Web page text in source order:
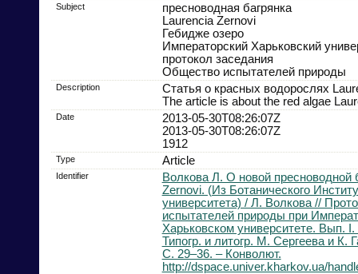
Subject
пресноводная багрянка
Laurencia Zernovi
Гебидже озеро
Императорский Харьковский
протокол заседания
Общество испытателей природы
Description
Статья о красных водорослях
The article is about the red algae
Date
2013-05-30T08:26:07Z
2013-05-30T08:26:07Z
1912
Type Article
Identifier
Волкова Л. О новой пресноводной
Zernovi. (Из Ботанического
университета) / Л. Волкова //
испытателей природы при
Харьковском университете. Вып.
Типогр. и литогр. М. Сергеева и К.
С. 29–36. – Конволют.
http://dspace.univer.kharkov.ua/